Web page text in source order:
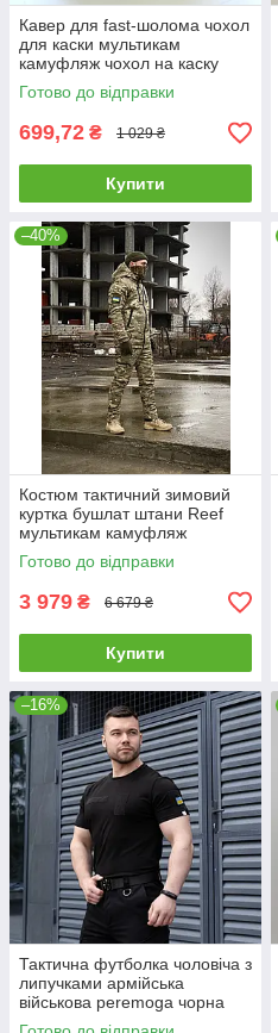
Кавер для fast-шолома чохол
для каски мультикам
камуфляж чохол на каску
тактичний
Готово до відправки
699,72 ₴ 1 029 ₴
Купити
–40%
Костюм тактичний зимовий
куртка бушлат штани Reef
мультикам камуфляж
чоловічий теплий комплект
зсу
Готово до відправки
3 979 ₴ 6 679 ₴
Купити
–16%
Тактична футболка чоловіча з
липучками армійська
військова peremoga чорна